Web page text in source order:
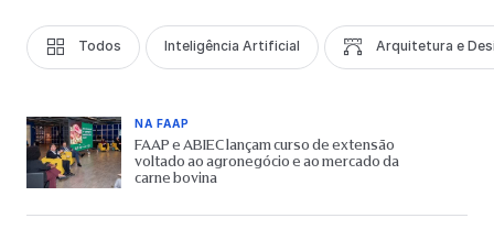
Todos Inteligência Artificial Arquitetura e
NA FAAP
FAAP e ABIEC lançam curso de extensão
voltado ao agronegócio e ao mercado da
carne bovina